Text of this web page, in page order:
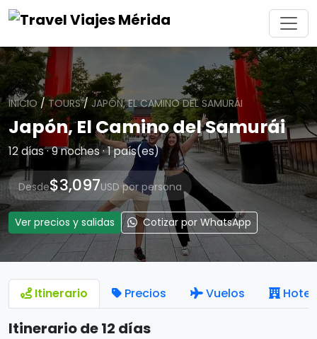
INICIO/TOURS/ JAPÓN, EL CAMINO DEL SAMURÁI
Japón, El Camino del Samurái
12 días · 9 noches · 1 país(es)
Desde$3,097USD por persona
Ver precios y salidas Cotizar por WhatsApp
Itinerario Precios Vuelos
Itinerario de 12 días